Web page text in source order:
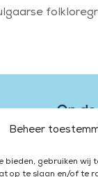
Beheer
bieden, gebruiken wij
op te slaan en/of te
Op
Schrijf